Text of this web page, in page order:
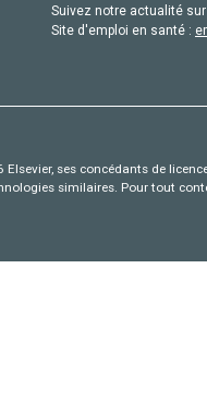
Suivez notre actualité
Site d'emploi en santé :
ses concédants de
similaires. Pour tout